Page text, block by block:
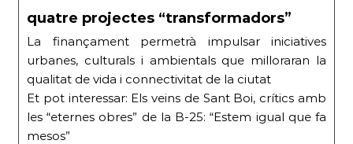
quatre projectes “transformadors”
La finançament permetrà impulsar iniciatives
urbanes, culturals i ambientals que milloraran la
qualitat de vida i connectivitat de la ciutat
Et pot interessar: Els veins de Sant Boi, crítics amb
les “eternes obres” de la B-25: “Estem igual que fa
mesos”